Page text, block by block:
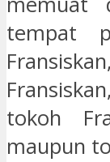
tempat
tokoh
maupun